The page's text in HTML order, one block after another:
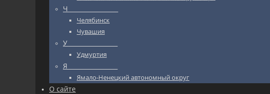
Ч_________________
Челябинск
Чувашия
У_________________
Удмуртия
Я_________________
Ямало-Ненецкий автономный округ
О сайте